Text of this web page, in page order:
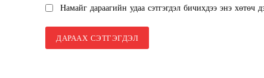
Намайг дараагийн удаа сэтгэгдэл бичихдээ энэ хөтөч